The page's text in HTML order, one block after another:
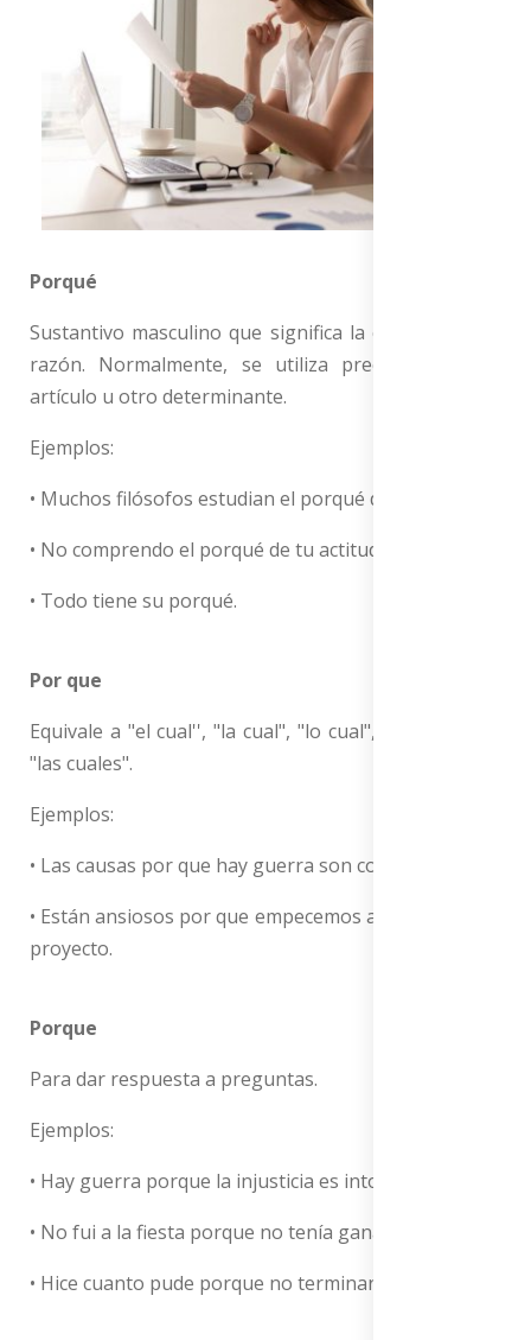
Porqué
Sustantivo masculino que significa la causa, motivo,
razón. Normalmente, se utiliza precedido de un
artículo u otro determinante.
Ejemplos:
• Muchos filósofos estudian el porqué de la guerra.
• No comprendo el porqué de tu actitud.
• Todo tiene su porqué.
Por que
Equivale a "el cual'', "la cual", "lo cual", "los cuales" y
"las cuales".
Ejemplos:
• Las causas por que hay guerra son complejas.
• Están ansiosos por que empecemos a trabajar en el
proyecto.
Porque
Para dar respuesta a preguntas.
Ejemplos:
• Hay guerra porque la injusticia es intolerable.
• No fui a la fiesta porque no tenía ganas.
• Hice cuanto pude porque no terminara así.